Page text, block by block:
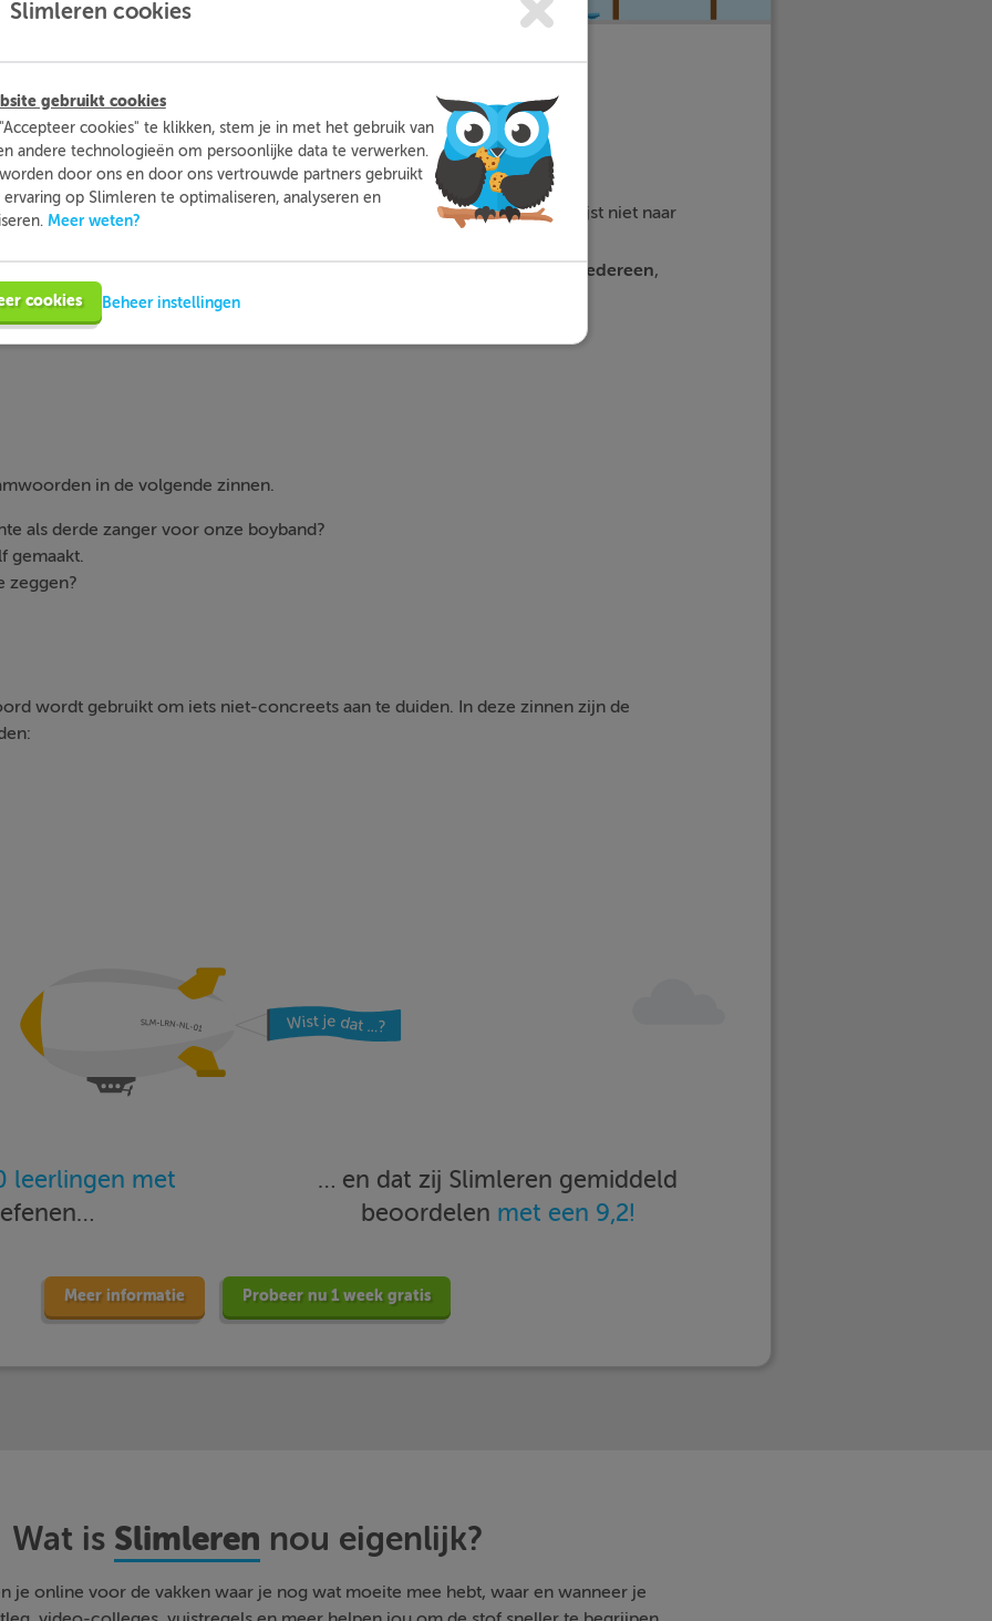
wordt gebruikt om iets niet-concreets aan te duiden, dus verwijst niet naar
die in onze taal regelmatig voorkomen zijn:
iedereen,
(n),elk( ) enieder(e).
in de volgende zinnen.
als derde zanger voor onze boyband?
gemaakt.
zeggen?
wordt gebruikt om iets niet-concreets aan te duiden. In deze zinnen zijn de
leerlingen met
… en dat zij Slimleren gemiddeld
beoordelen met een 9,2!
Meer informatie Probeer nu 1 week gratis
Wat is Slimleren nou eigenlijk?
je online voor de vakken waar je nog wat moeite mee hebt, waar en wanneer je
Slimleren cookies
gebruikt cookies
cookies" te klikken, stem je in met het gebruik van
andere technologieën om persoonlijke data te verwerken.
door ons en door ons vertrouwde partners gebruikt
op Slimleren te optimaliseren, analyseren en
Meer weten?
cookies Beheer instellingen